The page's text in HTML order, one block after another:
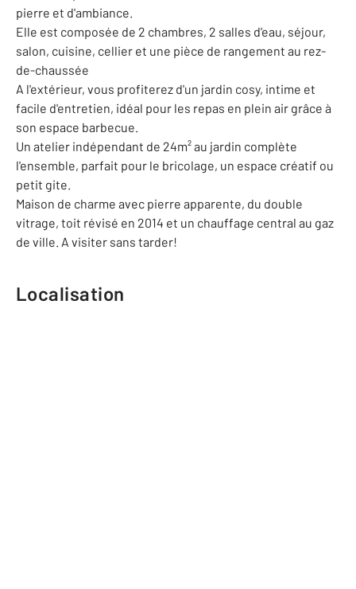
pierre et d'ambiance.
Elle est composée de 2 chambres, 2 salles d'eau, séjour,
salon, cuisine, cellier et une pièce de rangement au rez-
de-chaussée
A l'extérieur, vous profiterez d'un jardin cosy, intime et
facile d'entretien, idéal pour les repas en plein air grâce à
son espace barbecue.
Un atelier indépendant de 24m² au jardin complète
l'ensemble, parfait pour le bricolage, un espace créatif ou
petit gite.
Maison de charme avec pierre apparente, du double
vitrage, toit révisé en 2014 et un chauffage central au gaz
de ville. A visiter sans tarder!
Localisation